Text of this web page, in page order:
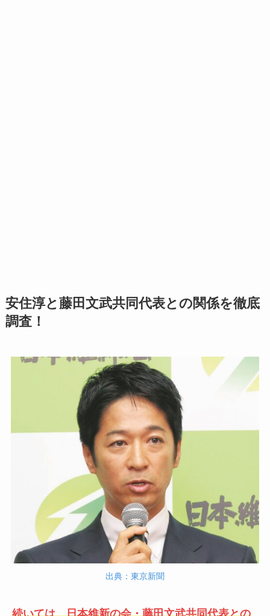
安住淳と藤田文武共同代表との関係を徹底
調査！
出典：東京新聞
続いては、日本維新の会・藤田文武共同代表との